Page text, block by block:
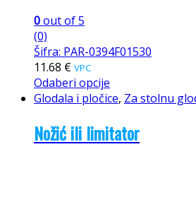
0out of 5
(0)
Šifra: PAR-0394F01530
11.68 € VPC
Odaberi opcije
Glodala i pločice, Za stolnu
Nožić ili limitator